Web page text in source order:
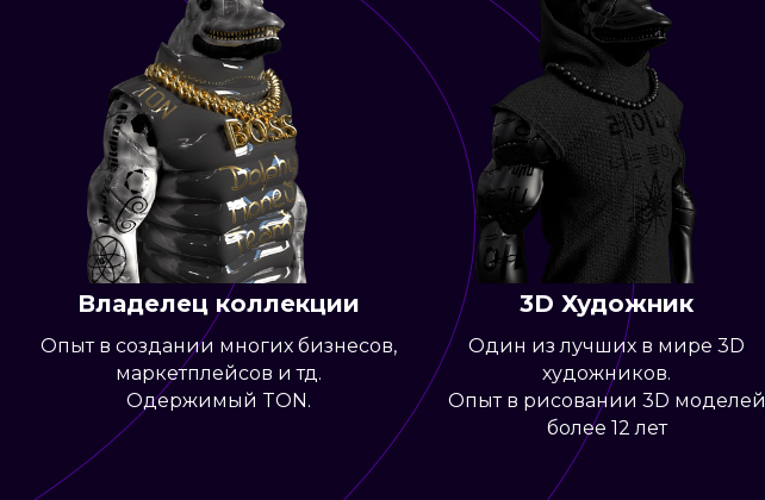
Владелец коллекции
Опыт в создании многих бизнесов,
маркетплейсов и тд.
Одержимый TON.
3D Художник
Один из лучших в мире 3D
художников.
Опыт в рисовании 3D моделей
более 12 лет